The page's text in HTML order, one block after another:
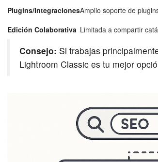
Plugins/IntegracionesAmplio soporte de
Edición Colaborativa Limitada a compartir
Consejo: Si trabajas
Lightroom Classic es tu mejor